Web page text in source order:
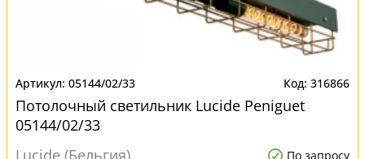
05144/02/33 316866
Потолочный светильник Lucide Peniguet
05144/02/33
Lucide (Бельгия)
По запросу